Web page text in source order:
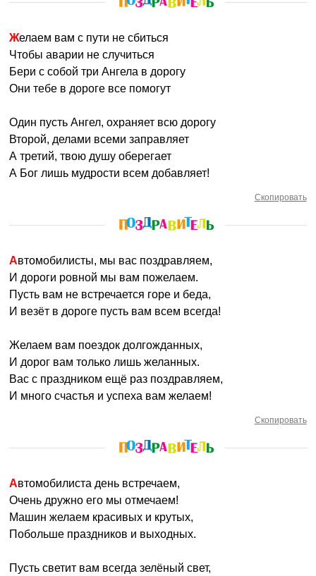
Желаем вам с пути не сбиться
Чтобы аварии не случиться
Бери с собой три Ангела в дорогу
Они тебе в дороге все помогут
Один пусть Ангел, охраняет всю дорогу
Второй, делами всеми заправляет
А третий, твою душу оберегает
А Бог лишь мудрости всем добавляет!
Скопировать
Автомобилисты, мы вас поздравляем,
И дороги ровной мы вам пожелаем.
Пусть вам не встречается горе и беда,
И везёт в дороге пусть вам всем всегда!
Желаем вам поездок долгожданных,
И дорог вам только лишь желанных.
Вас с праздником ещё раз поздравляем,
И много счастья и успеха вам желаем!
Скопировать
Автомобилиста день встречаем,
Очень дружно его мы отмечаем!
Машин желаем красивых и крутых,
Побольше праздников и выходных.
Пусть светит вам всегда зелёный свет,